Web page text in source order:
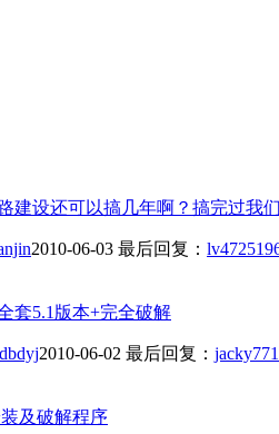
建设还可以搞几年啊？搞完过我
2010-06-03 最后回复：
套5.1版本+完全破解
2010-06-02 最后回复： jacky77
及破解程序